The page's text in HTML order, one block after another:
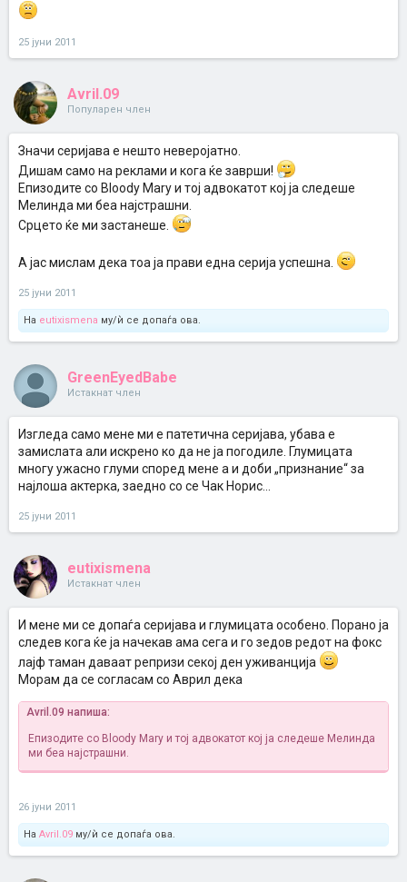
25 јуни 2011
Avril.09
Популарен член
Значи серијава е нешто неверојатно.
Дишам само на реклами и кога ќе заврши!
Епизодите со Bloody Mary и тој адвокатот кој ја следеше
Мелинда ми беа најстрашни.
Срцето ќе ми застанеше.
А јас мислам дека тоа ја прави една серија успешна.
25 јуни 2011
На eutixismena му/ѝ се допаѓа ова.
GreenEyedBabe
Истакнат член
Изгледа само мене ми е патетична серијава, убава е
замислата али искрено ко да не ја погодиле. Глумицата
многу ужасно глуми според мене а и доби „признание“ за
најлоша актерка, заедно со се Чак Норис...
25 јуни 2011
eutixismena
Истакнат член
И мене ми се допаѓа серијава и глумицата особено. Порано ја
следев кога ќе ја начекав ама сега и го зедов редот на фокс
лајф таман даваат репризи секој ден уживанција
Морам да се согласам со Аврил дека
Avril.09 напиша:
Епизодите со Bloody Mary и тој адвокатот кој ја следеше Мелинда
ми беа најстрашни.
26 јуни 2011
На Avril.09 му/ѝ се допаѓа ова.